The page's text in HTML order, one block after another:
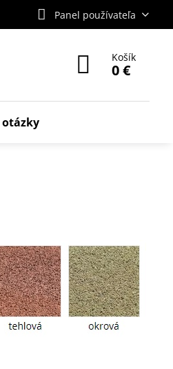
Panel používateľa
Košík
0 €
otázky